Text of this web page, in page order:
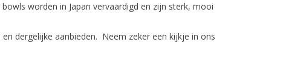
worden in Japan vervaardigd en zijn sterk, mooi
dergelijke aanbieden. Neem zeker een kijkje in ons